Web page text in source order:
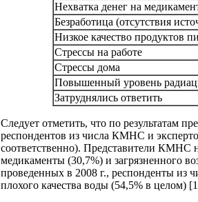
Нехватка денег на
Безработица (отсутствия
Низкое качество продуктов
Стрессы на работе
Стрессы дома
Повышенный уровень
Затруднялись ответить
Следует отметить, что по результатам
респондентов из числа КМНС и
соответственно). Представители КМНС
медикаменты (30,7%) и загрязненного
проведенных в 2008 г., респонденты из
плохого качества воды (54,5% в целом)